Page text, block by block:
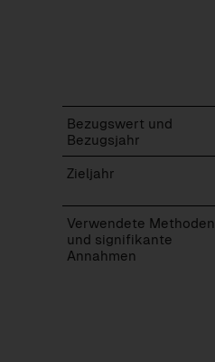
Bezugswert und
Bezugsjahr
Zieljahr
Verwendete Methoden
und signifikante
Annahmen